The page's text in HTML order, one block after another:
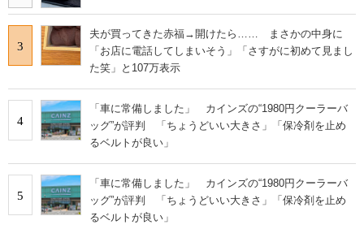
3
夫が買ってきた赤福→開けたら…… まさかの中身に
「お店に電話してしまいそう」「さすがに初めて見まし
た笑」と107万表示
4
「車に常備しました」 カインズの“1980円クーラーバ
ッグ”が評判 「ちょうどいい大きさ」「保冷剤を止め
るベルトが良い」
5
「車に常備しました」 カインズの“1980円クーラーバ
ッグ”が評判 「ちょうどいい大きさ」「保冷剤を止め
るベルトが良い」